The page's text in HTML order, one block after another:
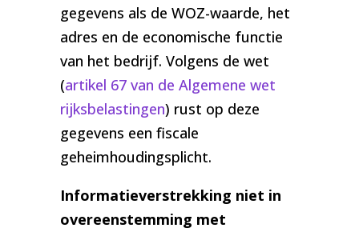
gegevens als de WOZ-waarde, het
adres en de economische functie
van het bedrijf. Volgens de wet
(artikel 67 van de Algemene wet
rijksbelastingen) rust op deze
gegevens een fiscale
geheimhoudingsplicht.
Informatieverstrekking niet in
overeenstemming met